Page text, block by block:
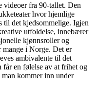
videoer fra 90-tallet. Den
hvor hjemlige
til det kjedsommelige. Igjen
utfoldelse, innebærer
kjønnsroller og
mange i Norge. Det er
ambivalente til det
får en følelse av at frihet og
kommer inn under